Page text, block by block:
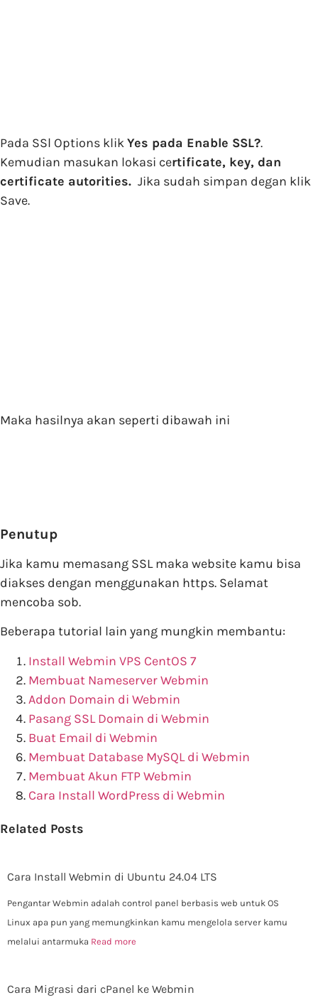
Pada SSl Options klikYes pada Enable SSL?.
Kemudian masukan lokasi certificate, key, dan
certificate autorities. Jika sudah simpan degan klik
Save.
Maka hasilnya akan seperti dibawah ini
Penutup
Jika kamu memasang SSL maka website kamu bisa
diakses dengan menggunakan https. Selamat
mencoba sob.
Beberapa tutorial lain yang mungkin membantu:
Install Webmin VPS CentOS 7
Membuat Nameserver Webmin
Addon Domain di Webmin
Pasang SSL Domain di Webmin
Buat Email di Webmin
Membuat Database MySQL di Webmin
Membuat Akun FTP Webmin
Cara Install WordPress di Webmin
Related Posts
Cara Install Webmin di Ubuntu 24.04 LTS
Pengantar Webmin adalah control panel berbasis web untuk OS
Linux apa pun yang memungkinkan kamu mengelola server kamu
melalui antarmuka Read more
Cara Migrasi dari cPanel ke Webmin